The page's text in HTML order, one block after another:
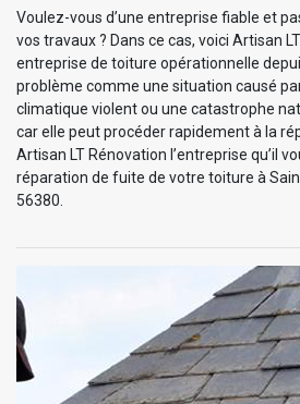
Voulez-vous d’une entreprise fiable et
vos travaux ? Dans ce cas, voici Artisan
entreprise de toiture opérationnelle
problème comme une situation causé
climatique violent ou une catastrophe
car elle peut procéder rapidement à la
Artisan LT Rénovation l’entreprise qu’il
réparation de fuite de votre toiture à
56380.